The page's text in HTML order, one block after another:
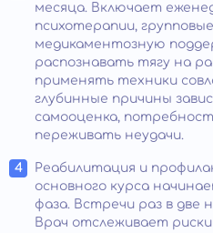
месяца. Включает
психотерапии,
медикаментозную
распознавать тягу на
применять техники
глубинные причины
самооценка,
переживать неудачи.
Реабилитация и
основного курса
фаза. Встречи раз в две
Врач отслеживает